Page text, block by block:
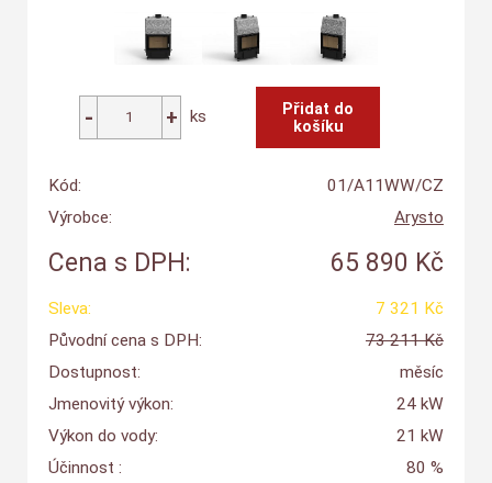
ks
Kód:
01/A11WW/CZ
Výrobce:
Arysto
Cena s DPH: 65 890 Kč
Sleva:
7 321 Kč
Původní cena s DPH:
73 211 Kč
Dostupnost:
měsíc
Jmenovitý výkon:
24 kW
Výkon do vody:
21 kW
Účinnost :
80 %